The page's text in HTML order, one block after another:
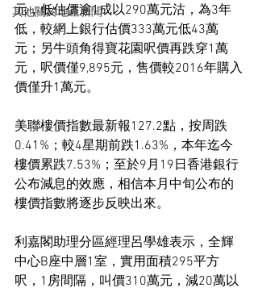
其他關於地產新聞
元，低估價逾1成以290萬元沽，為3年
低，較網上銀行估價333萬元低43萬
元；另牛頭角得寶花園呎價再跌穿1萬
元，呎價僅9,895元，售價較2016年購入
價僅升1萬元。
美聯樓價指數最新報127.2點，按周跌
0.41%；較4星期前跌1.63%，本年迄今
樓價累跌7.53%；至於9月19日香港銀行
公布減息的效應，相信本月中旬公布的
樓價指數將逐步反映出來。
利嘉閣助理分區經理呂學雄表示，全輝
中心B座中層1室，實用面積295平方
呎，1房間隔，叫價310萬元，減20萬以